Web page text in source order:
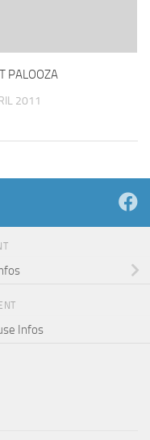
PALOOZA
2011
Infos